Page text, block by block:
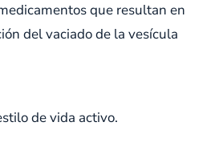
que resultan en
del vaciado de la vesícula
de vida activo.